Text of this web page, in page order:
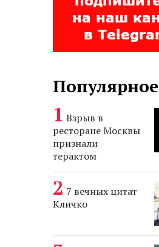
Популярное
Взрыв в
ресторане Москвы
признали
терактом
7 вечных цитат
Кличко